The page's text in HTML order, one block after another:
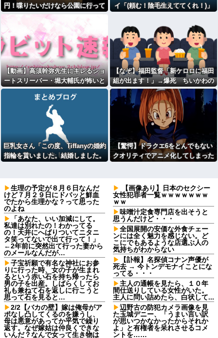
円！喋りたいだけなら公園に行って
くれ（怒」
イ「(頼む！陰毛生えててくれ！)」
【動画】高須幹弥先生にキレるショ
ートスリーパー・堀大輔氏が怖いと
話題にｗｗｗｗｗｗｗｗｗｗｗ
【なぞ】福田監督「新ケロロに福田
組が出ます！」→爆死 ちいかわの
監督「原作に忠実に」→爆売れ
巨乳女さん「この度、Tiffanyの婚約
指輪を貰いました。結婚しました。
【驚愕】ドラクエ6をとんでもない
クオリティでアニメ化してしまった
生理の予定が８月６日なんだ
けど７月２９日にドバッと鮮血
でたから生理かな？って思った
のよね
「あなた、いい加減にして。
私達は別れたの！わかってる
の！天井にへばりついてニタニ
タ笑ってないで出て行って！」
←2年前に突然出て行った妻から
のメールなんだが…
子宝祈願で有名な神社にお参
りに行った時、女の子が生まれ
るという赤い石を持ち帰ったら
男の子を出産。しばらくしてお
礼も兼ねて石を返しに行こうと
思って石を見ると…
2/2【バカの壁】嫁は俺母がア
ポなし凸してくるのを嫌うし、
母は悪意があってか平気で繰り
返す。なぜ嫁姑は仲良くできな
いんだ？なんで女って生き物は
【画像あり】日本のセクシー
女性犯罪者一覧ｗｗｗｗｗｗｗ
ｗｗ
味噌汁定食専門店を出そうと
思うんだけど・・・
全国展開の安価な外食チェー
ンには全く魅力を感じない。ど
こにでもあるような店選ぶ人の
気持ちがわからない
【訃報】名探偵コナン声優が
死去 → 今トンデモナイことにな
ってる・・・
主人の通帳を見たら、１０年
間仕送りしている女性がいた。
主人に問い詰めたら、白状して...
辺野古の防犯カメラ画像を見
た玉城デニー、「うまい言い訳
が思いつかなかったからそれか
よ」と有権者を呆れさせるコメ
ントを……